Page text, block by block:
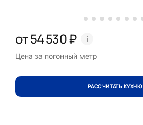
от 54 530 ₽
Цена за погонный метр
РАССЧИТАТЬ КУХНЮ